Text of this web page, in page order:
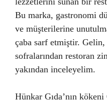
Bu marka, gastronomi
ve müşterilerine
çaba sarf etmiştir. Gelin,
sofralarından restoran
yakından inceleyelim.
Hünkar Gıda’nın